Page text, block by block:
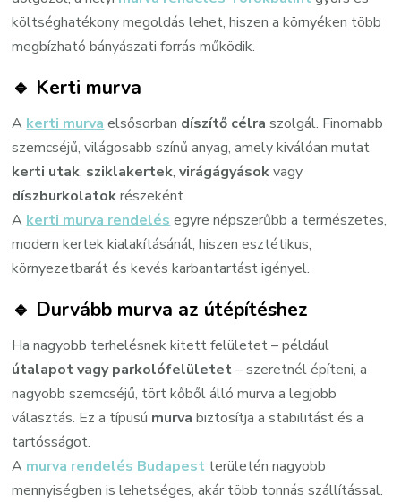
költséghatékony megoldás lehet, hiszen a környéken több
megbízható bányászati forrás működik.
🔹 Kerti murva
A kerti murva elsősorban díszítő célra szolgál. Finomabb
szemcséjű, világosabb színű anyag, amely kiválóan mutat
kerti utak, sziklakertek,virágágyásokvagy
díszburkolatokrészeként.
A kerti murva rendelés egyre népszerűbb a természetes,
modern kertek kialakításánál, hiszen esztétikus,
környezetbarát és kevés karbantartást igényel.
🔹 Durvább murva az útépítéshez
Ha nagyobb terhelésnek kitett felületet – például
útalapot vagy parkolófelületet– szeretnél építeni, a
nagyobb szemcséjű, tört kőből álló murva a legjobb
választás. Ez a típusú murva biztosítja a stabilitást és a
tartósságot.
A murva rendelés Budapest területén nagyobb
mennyiségben is lehetséges, akár több tonnás szállítással.